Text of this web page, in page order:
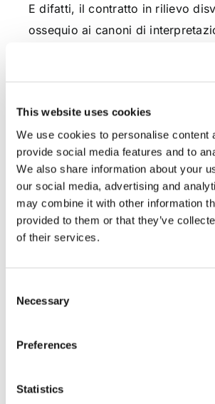
This website uses cookies
We use cookies to personalise content
provide social media features and to
We also share information about your
our social media, advertising and
may combine it with other information
provided to them or that they’ve
of their services.
Selection
Necessary
Preferences
Statistics
E difatti, il contratto in rilievo
ossequio ai canoni di
contrattuale di cui agli artt. 1362
piena accessorietà della
le indicazioni emergenti dal
negozio stesso, tra cui la
qualificazione in termini di
rapporto e la costante
dell’oggetto dell’obbligazione a
garante con quello
del debitore principale.
quali quella ottenuta dallo Studio
giurisprudenza di merito,
hanno finalmente fatto chiarezza